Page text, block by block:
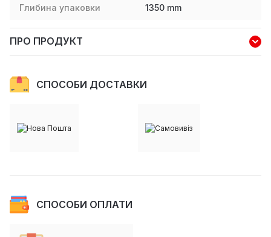
Глибина упаковки 1350 mm
ПРО ПРОДУКТ
СПОСОБИ ДОСТАВКИ
СПОСОБИ ОПЛАТИ